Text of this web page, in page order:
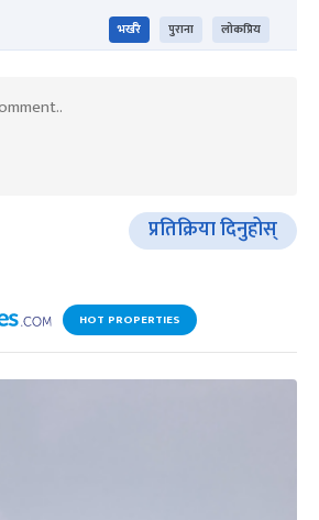
भर्खरै पुराना लोकप्रिय
प्रतिक्रिया दिनुहोस्
HOT PROPERTIES